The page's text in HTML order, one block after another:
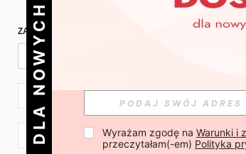
ZAPISZ SIĘ PO CODZIENNĄ DAWKĘ SHEIN
PL + 48
PL + 48
DLA NOWYCH Wyrażam zgodę na Warunki i
przeczytałam(-em) Polityka